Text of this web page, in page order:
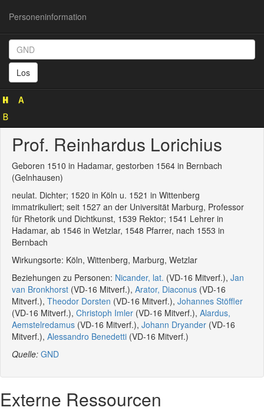
Personeninformation
Los
Personeninformation
124917801)
Prof. Reinhardus Lorichius
Geboren 1510 in Hadamar, gestorben 1564 in Bernbach
(Gelnhausen)
neulat. Dichter; 1520 in Köln u. 1521 in Wittenberg
immatrikuliert; seit 1527 an der Universität Marburg, Professor
für Rhetorik und Dichtkunst, 1539 Rektor; 1541 Lehrer in
Hadamar, ab 1546 in Wetzlar, 1548 Pfarrer, nach 1553 in
Bernbach
Wirkungsorte: Köln, Wittenberg, Marburg, Wetzlar
Beziehungen zu Personen: Nicander, lat. (VD-16 Mitverf.), Jan
van Bronkhorst (VD-16 Mitverf.), Arator, Diaconus (VD-16
Mitverf.), Theodor Dorsten (VD-16 Mitverf.), Johannes Stöffler
(VD-16 Mitverf.), Christoph Imler (VD-16 Mitverf.), Alardus,
Aemstelredamus (VD-16 Mitverf.), Johann Dryander (VD-16
Mitverf.), Alessandro Benedetti (VD-16 Mitverf.)
Quelle: GND
Externe Ressourcen